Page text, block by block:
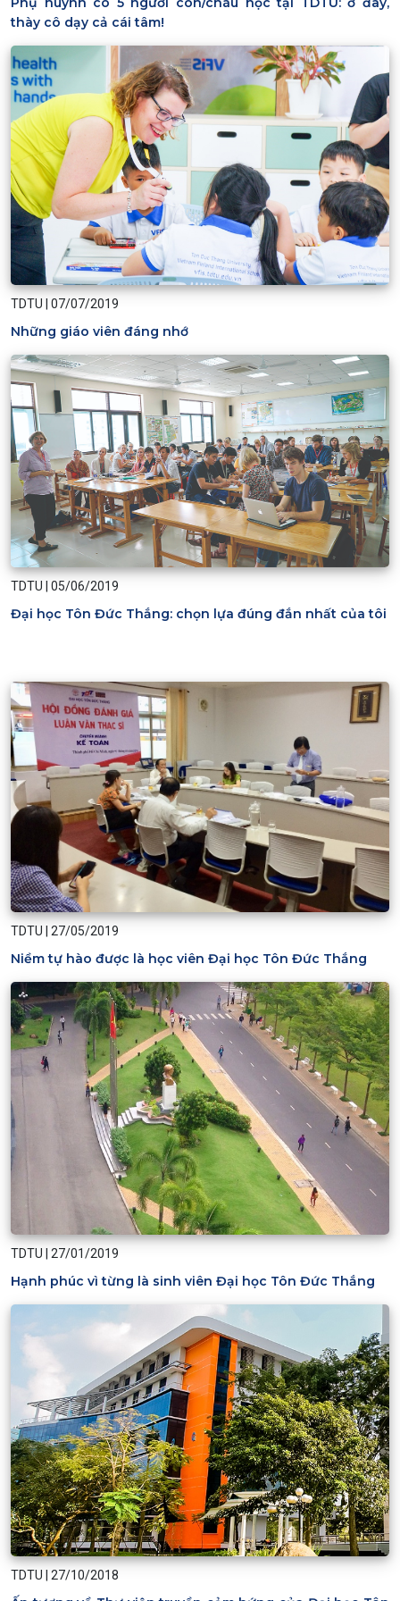
thày cô dạy cả cái tâm!
TDTU | 07/07/2019
Những giáo viên đáng nhớ
TDTU 05/06/2019
Đại học Tôn Đức Thắng: chọn lựa đúng đắn nhất của tôi
TDTU 27/05/2019
Niềm tự hào được là học viên Đại học Tôn Đức Thắng
TDTU 27/01/2019
Hạnh phúc vì từng là sinh viên Đại học Tôn Đức Thắng
TDTU 27/10/2018